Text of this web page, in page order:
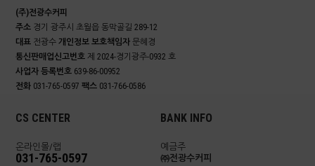
(주)전광수커피
주소 경기 광주시 초월읍 동막골길 289-12
대표 전광수개인정보 보호책임자 문혜경
통신판매업신고번호 제 2024-경기광주-0932 호
사업자 등록번호 639-86-00952
전화 031-765-0597팩스 031-766-0586
CS CENTER
온라인몰/랩
031-765-0597
BANK INFO
예금주
㈜전광수커피